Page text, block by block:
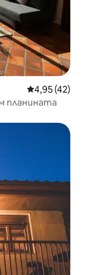
Средна
4,95 (42)
планината